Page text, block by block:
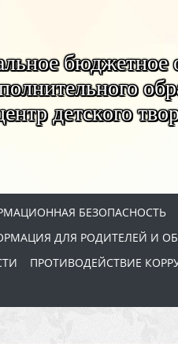
бюджетное
детского
БЕЗОПАСНОСТЬ
ДЛЯ РОДИТЕЛЕЙ И
ПРОТИВОДЕЙСТВИЕ